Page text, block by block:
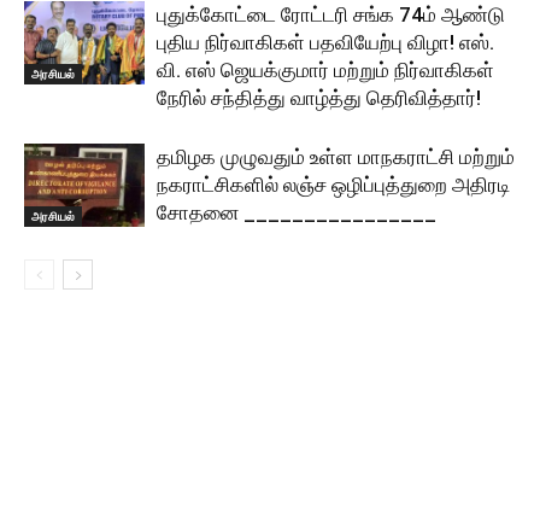
அரசியல்
புதுக்கோட்டை ரோட்டரி சங்க 74ம் ஆண்டு
புதிய நிர்வாகிகள் பதவியேற்பு விழா! எஸ்.
வி. எஸ் ஜெயக்குமார் மற்றும் நிர்வாகிகள்
நேரில் சந்தித்து வாழ்த்து தெரிவித்தார்!
அரசியல்
தமிழக முழுவதும் உள்ள மாநகராட்சி மற்றும்
நகராட்சிகளில் லஞ்ச ஒழிப்புத்துறை அதிரடி
சோதனை ________________